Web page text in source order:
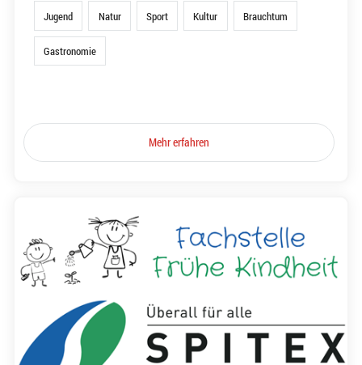
Jugend Natur Sport Kultur Brauchtum
Gastronomie
Mehr erfahren